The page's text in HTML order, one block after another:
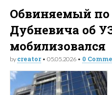
Обвиняемый по
Дубневича об
мобилизовался
by creator• 05.05.2026 • 0